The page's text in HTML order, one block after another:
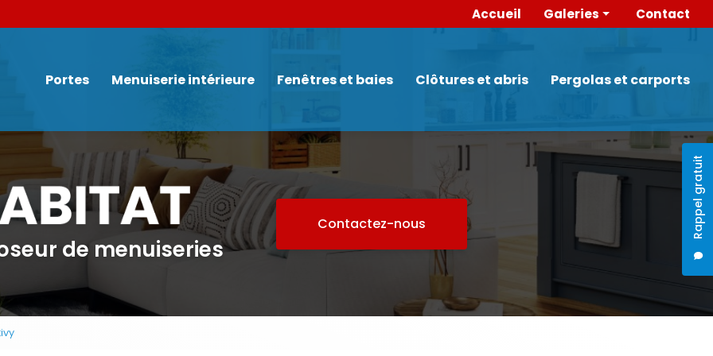
Rappel gratuit
Accueil
Galeries
Pergolas et carports
Contact
Portes Menuiserie intérieure Fenêtres et baies Clôtures et abris Pergolas et carports
de menuiseries
Contactez-nous